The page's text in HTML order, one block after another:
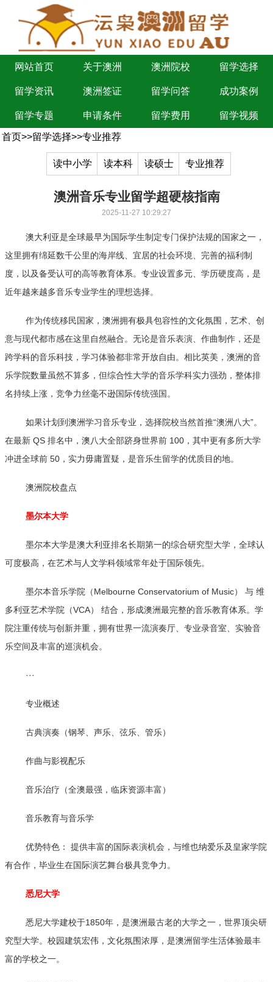
网站首页 关于澳洲 澳洲院校 留学选择
留学资讯 澳洲签证 留学问答 成功案例
留学专题 申请条件 留学费用 留学视频
首页>>留学选择>>专业推荐
读中小学 读本科 读硕士 专业推荐
澳洲音乐专业留学超硬核指南
2025-11-27 10:29:27
澳大利亚是全球最早为国际学生制定专门保护法规的国家之一，
这里拥有绵延数千公里的海岸线、宜居的社会环境、完善的福利制
度，以及备受认可的高等教育体系。专业设置多元、学历硬度高，是
近年越来越多音乐专业学生的理想选择。
作为传统移民国家，澳洲拥有极具包容性的文化氛围，艺术、创
意与现代都市感在这里自然融合。无论是音乐表演、作曲制作，还是
跨学科的音乐科技，学习体验都非常开放自由。相比英美，澳洲的音
乐学院数量虽然不算多，但综合性大学的音乐学科实力强劲，整体排
名持续上涨，竞争力丝毫不逊国际传统强国。
如果计划到澳洲学习音乐专业，选择院校当然首推“澳洲八大”。
在最新 QS 排名中，澳八大全部跻身世界前 100，其中更有多所大学
冲进全球前 50，实力毋庸置疑，是音乐生留学的优质目的地。
澳洲院校盘点
墨尔本大学
墨尔本大学是澳大利亚排名长期第一的综合研究型大学，全球认
可度极高，在艺术与人文学科领域常年处于国际领先。
墨尔本音乐学院（Melbourne Conservatorium of Music） 与 维
多利亚艺术学院（VCA） 结合，形成澳洲最完整的音乐教育体系。学
院注重传统与创新并重，拥有世界一流演奏厅、专业录音室、实验音
乐空间及丰富的巡演机会。
···
专业概述
古典演奏（钢琴、声乐、弦乐、管乐）
作曲与影视配乐
音乐治疗（全澳最强，临床资源丰富）
音乐教育与音乐学
优势特色： 提供丰富的国际表演机会，与维也纳爱乐及皇家学院
有合作，毕业生在国际演艺舞台极具竞争力。
悉尼大学
悉尼大学建校于1850年，是澳洲最古老的大学之一，世界顶尖研
究型大学。校园建筑宏伟，文化氛围浓厚，是澳洲留学生活体验最丰
富的学校之一。